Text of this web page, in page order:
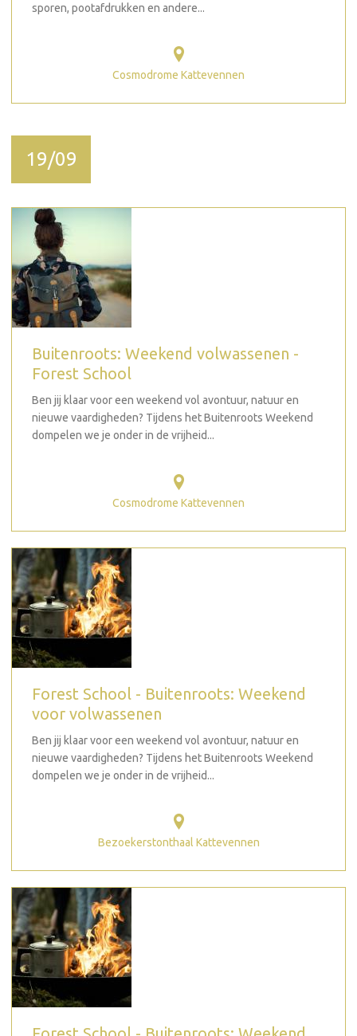
sporen, pootafdrukken en andere...
Cosmodrome Kattevennen
19/09
Buitenroots: Weekend volwassenen -
Forest School
Ben jij klaar voor een weekend vol avontuur, natuur en
nieuwe vaardigheden? Tijdens het Buitenroots Weekend
dompelen we je onder in de vrijheid...
Cosmodrome Kattevennen
Forest School - Buitenroots: Weekend
voor volwassenen
Ben jij klaar voor een weekend vol avontuur, natuur en
nieuwe vaardigheden? Tijdens het Buitenroots Weekend
dompelen we je onder in de vrijheid...
Bezoekerstonthaal Kattevennen